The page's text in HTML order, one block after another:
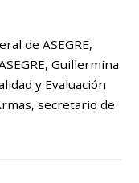
de ASEGRE,
Guillermina
y Evaluación
secretario de